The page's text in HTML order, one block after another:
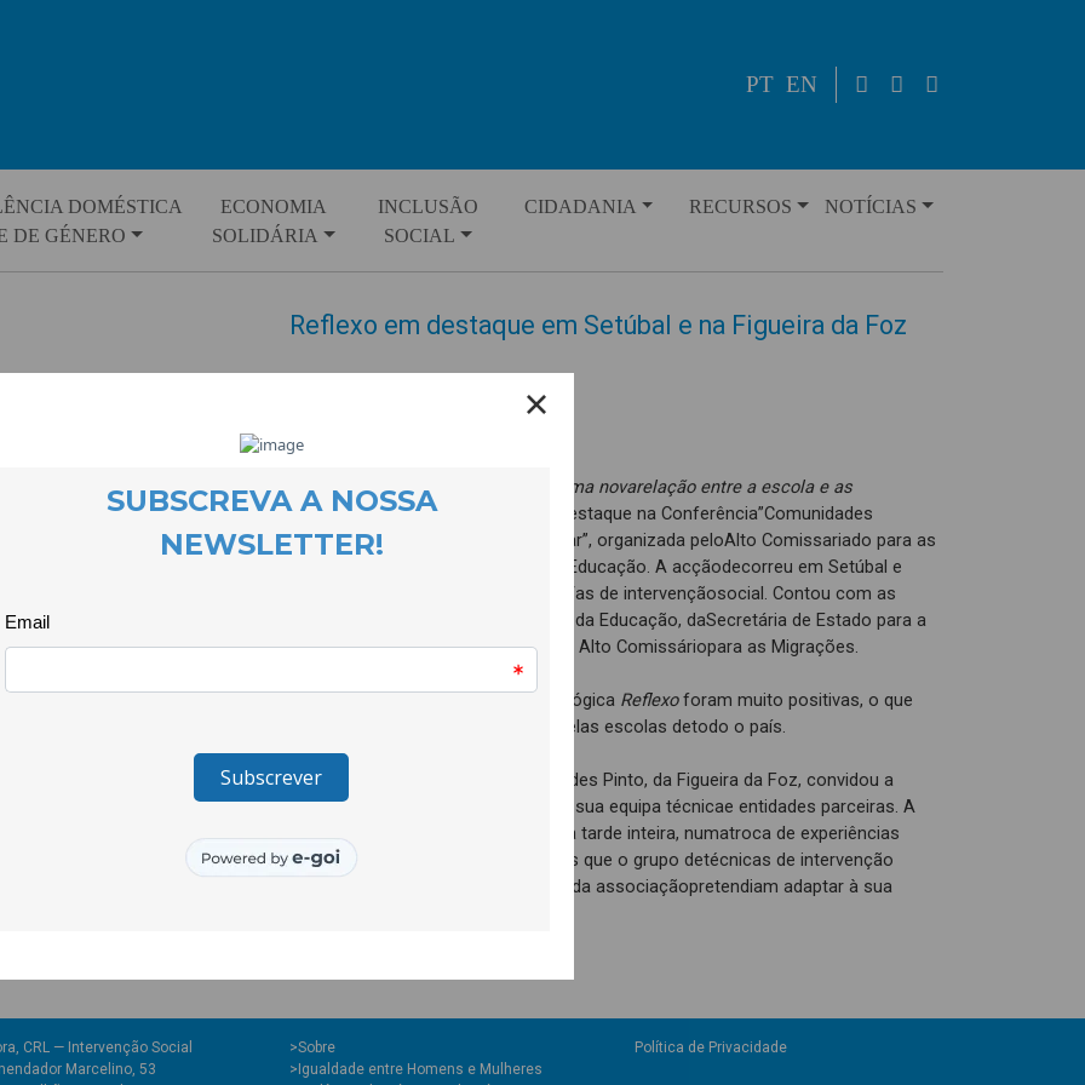
PT EN
DOMÉSTICA
DE GÉNERO
ECONOMIA
SOLIDÁRIA
INCLUSÃO
SOCIAL
CIDADANIA RECURSOS NOTÍCIAS
Reflexo em destaque em Setúbal e na Figueira da Foz
Orecurso educativo
Reflexo: para uma novarelação entre a escola e as
comunidades ciganas
esteve em destaque na Conferência”Comunidades
Ciganas: Inclusão e Sucesso Escolar”, organizada peloAlto Comissariado para as
Migrações e pela Direção-Geral da Educação. A acçãodecorreu em Setúbal e
destinou-se a docentes e técnicos/as de intervençãosocial. Contou com as
presenças do Secretário de Estado da Educação, daSecretária de Estado para a
Integração e as Migrações e com o Alto Comissáriopara as Migrações.
Asapreciações à ferramenta pedagógica Reflexoforam muito positivas, o que
implica uma maior disseminação pelas escolas detodo o país.
Tambéma Associação Fernão Mendes Pinto, da Figueira da Foz, convidou a
CooLabora aapresentar o
à sua equipa técnicae entidades parceiras. A
partilha aconteceu ao longo de uma tarde inteira, numatroca de experiências
ímpar. No final, eram várias as ideias que o grupo detécnicas de intervenção
social do sector público e também da associaçãopretendiam adaptar à sua
CRL — Intervenção Social
Marcelino, 53
>Sobre
>Igualdade entre Homens e Mulheres
Política de Privacidade